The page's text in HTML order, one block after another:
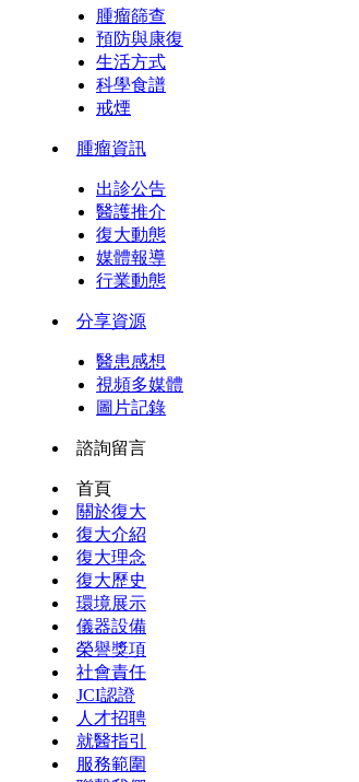
腫瘤篩查
預防與康復
生活方式
科學食譜
戒煙
腫瘤資訊
出診公告
醫護推介
復大動態
媒體報導
行業動態
分享資源
醫患感想
視頻多媒體
圖片記錄
諮詢留言
首頁
關於復大
復大介紹
復大理念
復大歷史
環境展示
儀器設備
榮譽獎項
社會責任
JCI認證
人才招聘
就醫指引
服務範圍